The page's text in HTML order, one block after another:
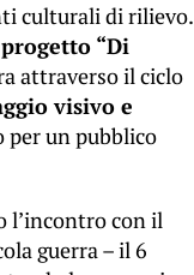
culturali di rilievo.
progetto “Di
attraverso il ciclo
visivo e
un pubblico
l’incontro con il
guerra – il 6